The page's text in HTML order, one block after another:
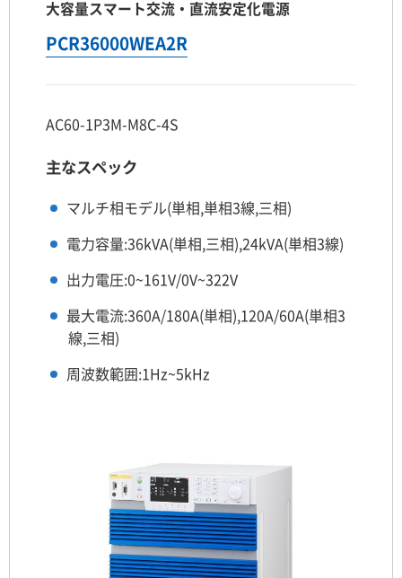
大容量スマート交流・直流安定化電源
PCR36000WEA2R
AC60-1P3M-M8C-4S
主なスペック
マルチ相モデル(単相,単相3線,三相)
電力容量:36kVA(単相,三相),24kVA(単相3線)
出力電圧:0~161V/0V~322V
最大電流:360A/180A(単相),120A/60A(単相3
線,三相)
周波数範囲:1Hz~5kHz